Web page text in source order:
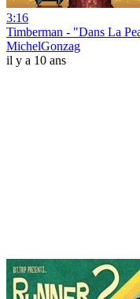
3:16
Timberman - "Dans La
MichelGonzag
il y a 10 ans